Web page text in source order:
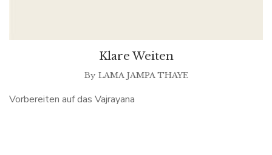
Klare Weiten
By LAMA JAMPA THAYE
Vorbereiten auf das Vajrayana